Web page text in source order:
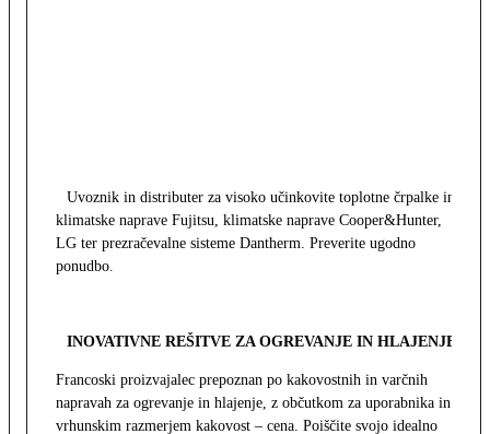
Uvoznik in distributer za visoko učinkovite toplotne črpalke in
klimatske naprave Fujitsu, klimatske naprave Cooper&Hunter,
LG ter prezračevalne sisteme Dantherm. Preverite ugodno
ponudbo.
INOVATIVNE REŠITVE ZA OGREVANJE IN HLAJENJE
Francoski proizvajalec prepoznan po kakovostnih in varčnih
napravah za ogrevanje in hlajenje, z občutkom za uporabnika in z
vrhunskim razmerjem kakovost – cena. Poiščite svojo idealno